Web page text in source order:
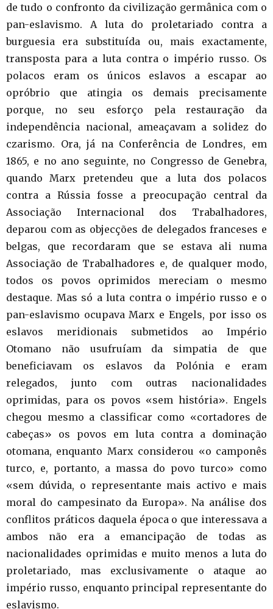
de tudo o confronto da civilização germânica com o
pan-eslavismo. A luta do proletariado contra a
burguesia era substituída ou, mais exactamente,
transposta para a luta contra o império russo. Os
polacos eram os únicos eslavos a escapar ao
opróbrio que atingia os demais precisamente
porque, no seu esforço pela restauração da
independência nacional, ameaçavam a solidez do
czarismo. Ora, já na Conferência de Londres, em
1865, e no ano seguinte, no Congresso de Genebra,
quando Marx pretendeu que a luta dos polacos
contra a Rússia fosse a preocupação central da
Associação Internacional dos Trabalhadores,
deparou com as objecções de delegados franceses e
belgas, que recordaram que se estava ali numa
Associação de Trabalhadores e, de qualquer modo,
todos os povos oprimidos mereciam o mesmo
destaque. Mas só a luta contra o império russo e o
pan-eslavismo ocupava Marx e Engels, por isso os
eslavos meridionais submetidos ao Império
Otomano não usufruíam da simpatia de que
beneficiavam os eslavos da Polónia e eram
relegados, junto com outras nacionalidades
oprimidas, para os povos «sem história». Engels
chegou mesmo a classificar como «cortadores de
cabeças» os povos em luta contra a dominação
otomana, enquanto Marx considerou «o camponês
turco, e, portanto, a massa do povo turco» como
«sem dúvida, o representante mais activo e mais
moral do campesinato da Europa». Na análise dos
conflitos práticos daquela época o que interessava a
ambos não era a emancipação de todas as
nacionalidades oprimidas e muito menos a luta do
proletariado, mas exclusivamente o ataque ao
império russo, enquanto principal representante do
eslavismo.